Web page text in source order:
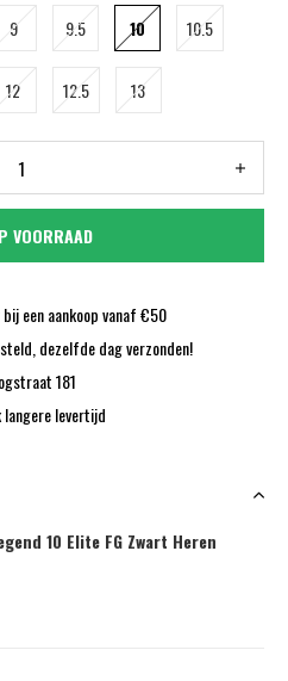
9 9.5 10 10.5
12 12.5 13
VOORRAAD
een aankoop vanaf €50
dezelfde dag verzonden!
181
levertijd
10 Elite FG Zwart Heren